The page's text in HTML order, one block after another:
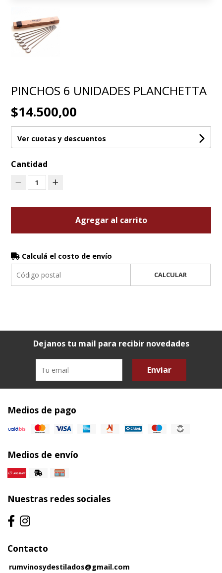
PINCHOS 6 UNIDADES PLANCHETTA
$14.500,00
Ver cuotas y descuentos
Cantidad
1
Agregar al carrito
Calculá el costo de envío
CALCULAR
Dejanos tu mail para recibir novedades
Enviar
Medios de pago
Medios de envío
Nuestras redes sociales
Contacto
rumvinosydestilados@gmail.com